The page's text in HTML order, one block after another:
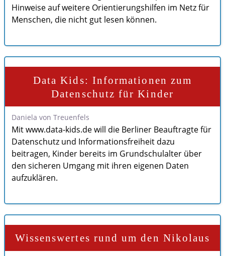
Hinweise auf weitere Orientierungshilfen im Netz für
Menschen, die nicht gut lesen können.
Data Kids: Informationen zum
Datenschutz für Kinder
Daniela von Treuenfels
Mit www.data-kids.de will die Berliner Beauftragte für
Datenschutz und Informationsfreiheit dazu
beitragen, Kinder bereits im Grundschulalter über
den sicheren Umgang mit ihren eigenen Daten
aufzuklären.
Wissenswertes rund um den Nikolaus